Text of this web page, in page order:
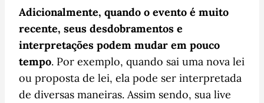
Adicionalmente, quando o evento é muito
recente, seus desdobramentos e
interpretações podem mudar em pouco
tempo. Por exemplo, quando sai uma nova lei
ou proposta de lei, ela pode ser interpretada
de diversas maneiras. Assim sendo, sua live